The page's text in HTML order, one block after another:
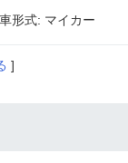
形式: マイカー
]